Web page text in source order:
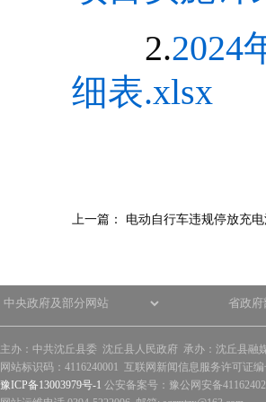
2.2024
细表.xlsx
上一篇： 电动自行车违规停放充
主办：中共沈丘县委 沈丘县人民政府 承办：沈丘县融
网站标识码：4116240001 互联网新闻信息服务许可证
豫ICP备13003979号-1 公安备案号：豫公网安备